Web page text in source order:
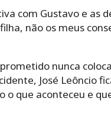
com Gustavo e as
não os meus
nunca
José Leôncio
o que aconteceu e